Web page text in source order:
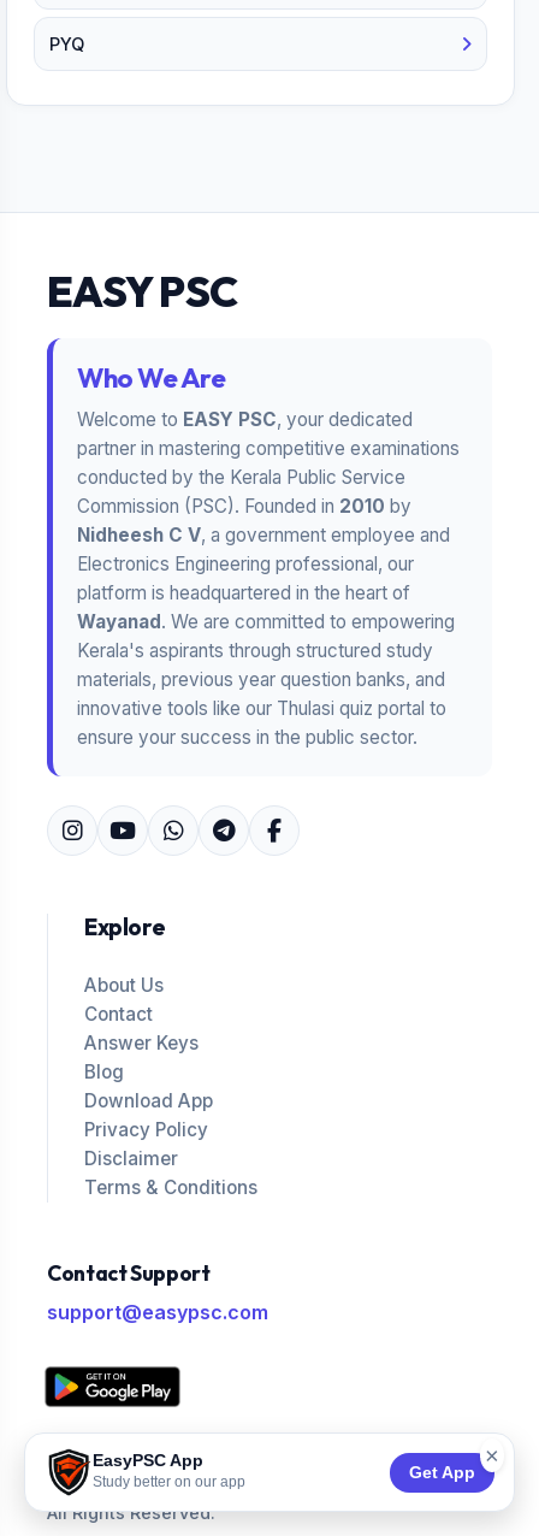
EasyPSC App
Study better on our app
Get App
×
PYQ
EASY PSC
Who We Are
Welcome to EASY PSC, your dedicated
partner in mastering competitive examinations
conducted by the Kerala Public Service
Commission (PSC). Founded in 2010 by
Nidheesh C V, a government employee and
Electronics Engineering professional, our
platform is headquartered in the heart of
Wayanad . We are committed to empowering
Kerala's aspirants through structured study
materials, previous year question banks, and
innovative tools like our Thulasi quiz portal to
ensure your success in the public sector.
Explore
About Us
Contact
Answer Keys
Blog
Download App
Privacy Policy
Disclaimer
Terms & Conditions
Contact Support
support@easypsc.com
© 2026EASY PSC.
All Rights Reserved.